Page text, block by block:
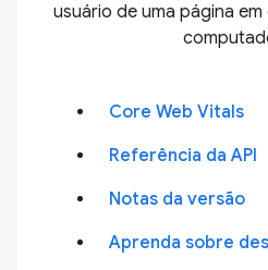
usuário de uma página
Core Web Vitals
Referência da API
Notas da versão
Aprenda sobre